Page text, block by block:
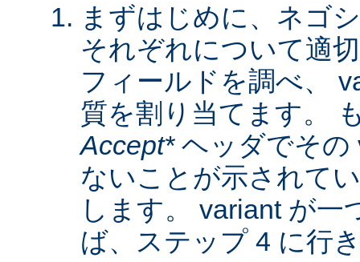
まずはじめに、ネゴ
それぞれについて適
フィールドを調べ、
質を割り当てます。
Accept*ヘッダでその
ないことが示されて
します。 variant が
ば、ステップ 4 に行